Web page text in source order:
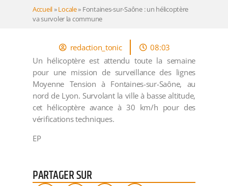
Accueil»Locale» Fontaines-sur-Saône : un hélicoptère
va survoler la commune
redaction_tonic
08:03
Un hélicoptère est attendu toute la semaine
pour une mission de surveillance des lignes
Moyenne Tension à Fontaines-sur-Saône, au
nord de Lyon. Survolant la ville à basse altitude,
cet hélicoptère avance à 30 km/h pour des
vérifications techniques.
EP
PARTAGER SUR